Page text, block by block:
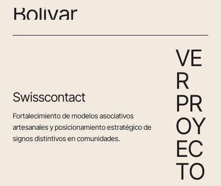
Bolívar
Swisscontact
Fortalecimiento de modelos asociativos
artesanales y posicionamiento estratégico de
signos distintivos en comunidades.
VE
R
PR
OY
EC
TO